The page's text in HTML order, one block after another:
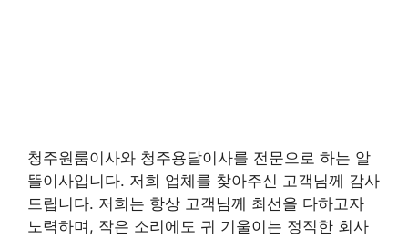
청주원룸이사와 청주용달이사를 전문으로 하는 알
뜰이사입니다. 저희 업체를 찾아주신 고객님께 감사
드립니다. 저희는 항상 고객님께 최선을 다하고자
노력하며, 작은 소리에도 귀 기울이는 정직한 회사